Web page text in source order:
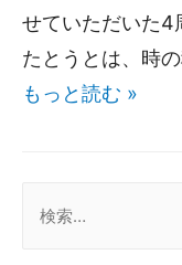
せていただいた4
たとうとは、時
もっと読む »